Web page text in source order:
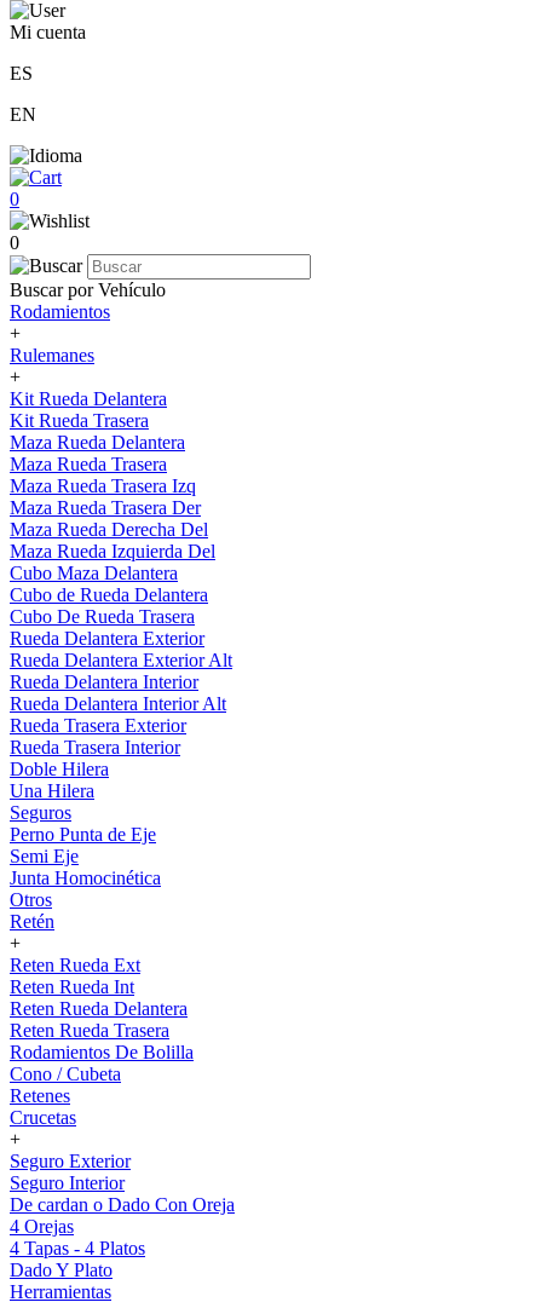
Mi cuenta
ES
EN
0
0
Buscar por Vehículo
Rodamientos
+
Rulemanes
+
Kit Rueda Delantera
Kit Rueda Trasera
Maza Rueda Delantera
Maza Rueda Trasera
Maza Rueda Trasera Izq
Maza Rueda Trasera Der
Maza Rueda Derecha Del
Maza Rueda Izquierda Del
Cubo Maza Delantera
Cubo de Rueda Delantera
Cubo De Rueda Trasera
Rueda Delantera Exterior
Rueda Delantera Exterior Alt
Rueda Delantera Interior
Rueda Delantera Interior Alt
Rueda Trasera Exterior
Rueda Trasera Interior
Doble Hilera
Una Hilera
Seguros
Perno Punta de Eje
Semi Eje
Junta Homocinética
Otros
Retén
+
Reten Rueda Ext
Reten Rueda Int
Reten Rueda Delantera
Reten Rueda Trasera
Rodamientos De Bolilla
Cono / Cubeta
Retenes
Crucetas
+
Seguro Exterior
Seguro Interior
De cardan o Dado Con Oreja
4 Orejas
4 Tapas - 4 Platos
Dado Y Plato
Herramientas